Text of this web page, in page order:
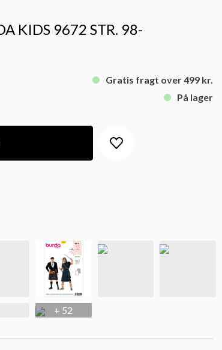
KIDS 9672 STR. 98-
Gratis fragt over 499 kr.
På lager
+ 52